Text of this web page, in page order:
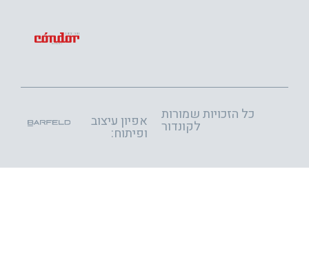
אפיון עיצוב
ופיתוח:
כל הזכויות שמורות
לקונדור